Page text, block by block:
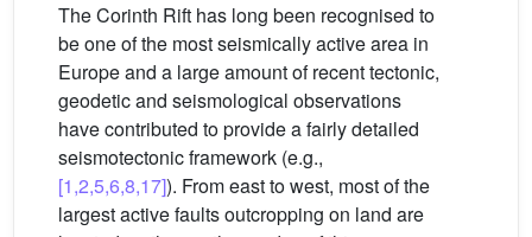
The Corinth Rift has long been recognised to
be one of the most seismically active area in
Europe and a large amount of recent tectonic,
geodetic and seismological observations
have contributed to provide a fairly detailed
seismotectonic framework (e.g.,
[1,2,5,6,8,17]). From east to west, most of the
largest active faults outcropping on land are